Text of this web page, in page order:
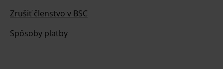
Zrušiť členstvo v BSC
Spôsoby platby